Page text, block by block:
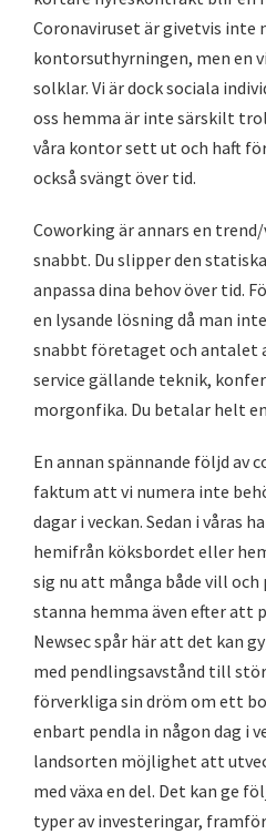
Coronaviruset är givetvis inte
kontorsuthyrningen, men en
solklar. Vi är dock sociala
oss hemma är inte särskilt
våra kontor sett ut och haft
också svängt över tid.
Coworking är annars en
snabbt. Du slipper den
anpassa dina behov över tid.
en lysande lösning då man
snabbt företaget och antalet
service gällande teknik,
morgonfika. Du betalar helt
En annan spännande följd av
faktum att vi numera inte
dagar i veckan. Sedan i våras
hemifrån köksbordet eller
sig nu att många både vill
stanna hemma även efter att
Newsec spår här att det kan
med pendlingsavstånd till
förverkliga sin dröm om ett
enbart pendla in någon dag i
landsorten möjlighet att
med växa en del. Det kan ge
typer av investeringar,